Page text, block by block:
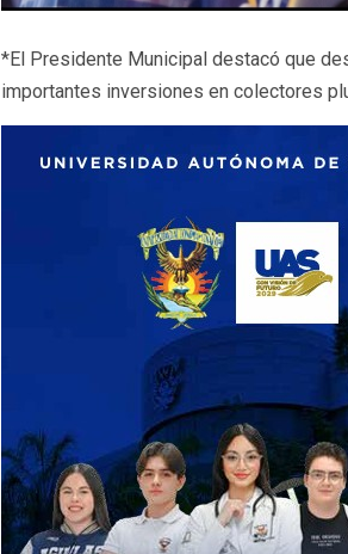
*El Presidente Municipal destacó que
importantes inversiones en colectores